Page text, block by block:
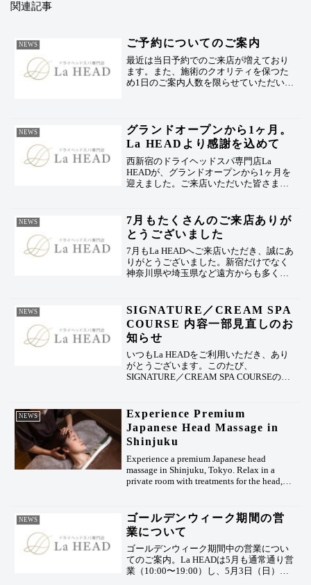
関連記事
NEWS ご予約についてのご案内
最近は当日予約でのご来店が増えており
ます。また、施術のクオリティを保つた
め1日のご案内人数を限らせていただいて
NEWS
グランドオープンから1ヶ月。
La HEADより感謝を込めて
西新宿のドライヘッドスパ専門店La
HEADが、グランドオープンから1ヶ月を
迎えました。ご来店いただいた皆さまへ
ています。
NEWS
7月もたくさんのご来店ありが
とうございました
7月もLa HEADへご来店いただき、誠にあ
りがとうございました。新宿だけでなく
神奈川県や埼玉県など遠方からも多くの
スパで、心からリラックスできる時間を
ご提供いたします。
NEWS
SIGNATURE／CREAM SPA
COURSE 内容一部見直しのお
知らせ
いつもLa HEADをご利用いただき、あり
がとうございます。このたび、
SIGNATURE／CREAM SPA COURSEの内
SIGNATURE／CREAM SPA CO...
NEWS
Experience Premium
Japanese Head Massage in
Shinjuku
Experience a premium Japanese head
massage in Shinjuku, Tokyo. Relax in a
private room with treatments for the head,
and shopping. Reservations available by
email.
NEWS
ゴールデンウィーク期間の営
業について
ゴールデンウィーク期間中の営業につい
てのご案内。La HEADは5月も通常通り営
業（10:00〜19:00）し、5月3日（日）の